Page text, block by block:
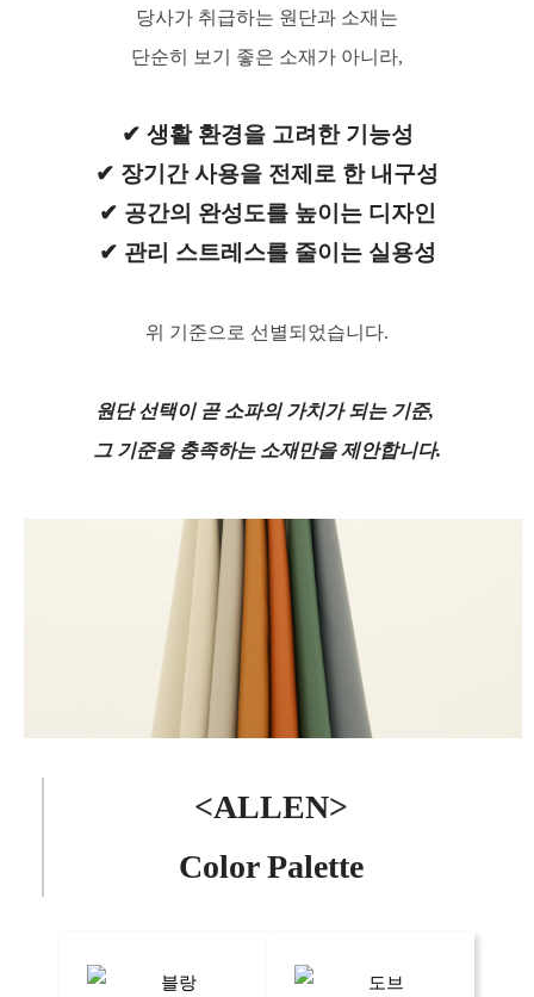
당사가 취급하는 원단과 소재는
단순히 보기 좋은 소재가 아니라,
✔ 생활 환경을 고려한 기능성
✔ 장기간 사용을 전제로 한 내구성
✔ 공간의 완성도를 높이는 디자인
✔ 관리 스트레스를 줄이는 실용성
위 기준으로 선별되었습니다.
원단 선택이 곧 소파의 가치가 되는 기준,
그 기준을 충족하는 소재만을 제안합니다.
<ALLEN>
Color Palette